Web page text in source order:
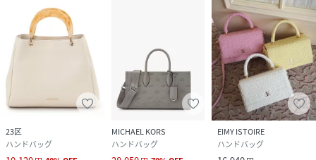
23区
ハンドバッグ
MICHAEL KORS
ハンドバッグ
EIMY ISTOIRE
ハンドバッグ